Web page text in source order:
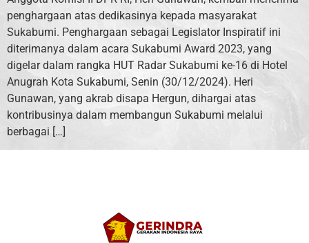
penghargaan atas dedikasinya kepada masyarakat
Sukabumi. Penghargaan sebagai Legislator Inspiratif ini
diterimanya dalam acara Sukabumi Award 2023, yang
digelar dalam rangka HUT Radar Sukabumi ke-16 di Hotel
Anugrah Kota Sukabumi, Senin (30/12/2024). Heri
Gunawan, yang akrab disapa Hergun, dihargai atas
kontribusinya dalam membangun Sukabumi melalui
berbagai […]